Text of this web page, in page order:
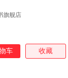
旗舰店
车 收藏